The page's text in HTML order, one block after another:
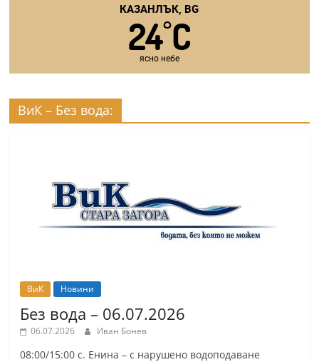
КАЗАНЛЪК, BG
24°C
ясно небе
ВиК – Без вода:
ВиК Новини
Без вода – 06.07.2026
06.07.2026 Иван Бонев
08:00/15:00 с. Енина – с нарушено водоподаване